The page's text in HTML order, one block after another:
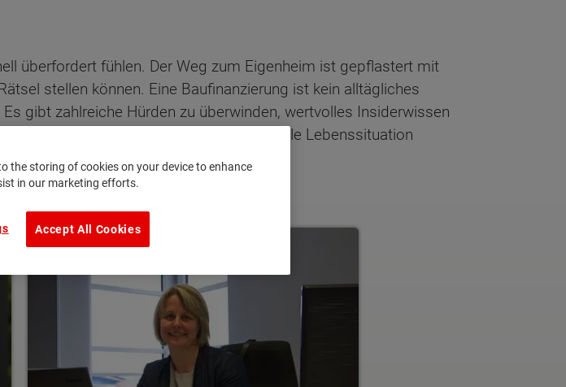
überfordert fühlen. Der Weg zum Eigenheim ist gepflastert mit
stellen können. Eine Baufinanzierung ist kein alltägliches
gibt zahlreiche Hürden zu überwinden, wertvolles Insiderwissen
um die optimale, auf Ihre individuelle Lebenssituation
the storing of cookies on your device to enhance
in our marketing efforts.
Accept All Cookies